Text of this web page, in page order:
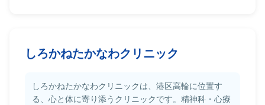
しろかねたかなわクリニック
しろかねたかなわクリニックは、港区高輪に位置す
る、心と体に寄り添うクリニックです。精神科・心療